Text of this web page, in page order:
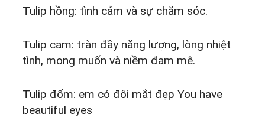
Tulip hồng: tình cảm và sự chăm sóc.
Tulip cam: tràn đầy năng lượng, lòng nhiệt
tình, mong muốn và niềm đam mê.
Tulip đốm: em có đôi mắt đẹp You have
beautiful eyes